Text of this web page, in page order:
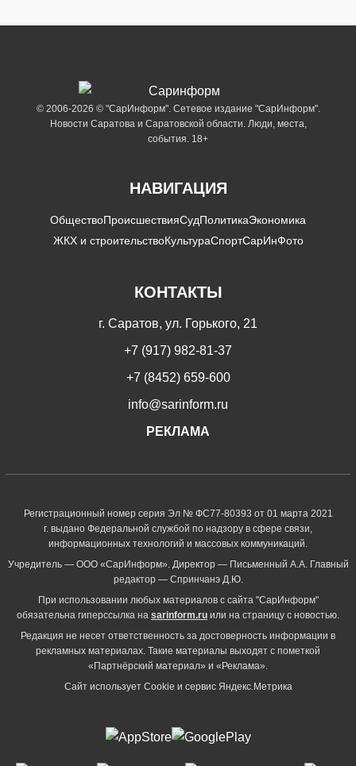
© 2006-2026 © "СарИнформ". Сетевое издание "СарИнформ".
Новости Саратова и Саратовской области. Люди, места,
события. 18+
НАВИГАЦИЯ
ОбществоПроисшествияСудПолитикаЭкономика
ЖКХ и строительствоКультураСпортСарИнФото
КОНТАКТЫ
г. Саратов, ул. Горького, 21
+7 (917) 982-81-37
+7 (8452) 659-600
info@sarinform.ru
РЕКЛАМА
Регистрационный номер серия Эл № ФС77-80393 от 01 марта 2021
г. выдано Федеральной службой по надзору в сфере связи,
информационных технологий и массовых коммуникаций.
Учредитель — ООО «СарИнформ». Директор — Письменный А.А. Главный
редактор — Спринчанэ Д.Ю.
При использовании любых материалов с сайта "СарИнформ"
обязательна гиперссылка на sarinform.ru или на страницу с новостью.
Редакция не несет ответственность за достоверность информации в
рекламных материалах. Такие материалы выходят с пометкой
«Партнёрский материал» и «Реклама».
Сайт использует Cookie и сервиc Яндекс.Метрика